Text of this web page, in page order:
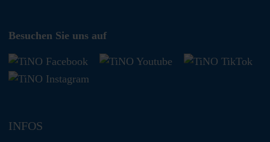
Besuchen Sie uns auf
INFOS